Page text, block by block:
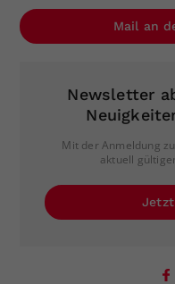
Mail an
Newsletter
Mit der Anmeldung
aktuell